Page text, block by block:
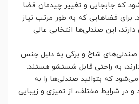
که جابجایی و تغییر چیدمان فضا
برای فضاهایی که به طور مرتب نیاز
این صندلی‌ها انتخابی عالی
صندلی‌های شاخ و برگی به دلیل جنس
به راحتی قابل شستشو هستند.
که بتوانید صندلی‌ها را به
و در شرایط مختلف، از تمیزی و زیبایی